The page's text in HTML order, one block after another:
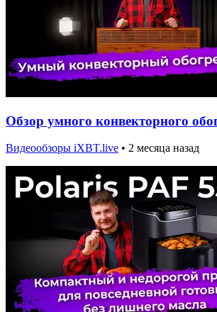
Обзор умного конвекторного
Видеообзоры iXBT.live • 2 месяца назад